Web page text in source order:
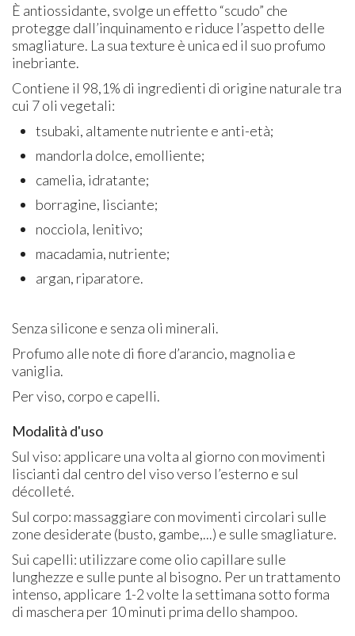
È antiossidante, svolge un effetto “scudo” che
protegge dall’inquinamento e riduce l’aspetto delle
smagliature. La sua texture è unica ed il suo profumo
inebriante.
Contiene il 98,1% di ingredienti di origine naturale tra
cui 7 oli vegetali:
tsubaki, altamente nutriente e anti-età;
mandorla dolce, emolliente;
camelia, idratante;
borragine, lisciante;
nocciola, lenitivo;
macadamia, nutriente;
argan, riparatore.
Senza silicone e senza oli minerali.
Profumo alle note di fiore d’arancio, magnolia e
vaniglia.
Per viso, corpo e capelli.
Modalità d'uso
Sul viso: applicare una volta al giorno con movimenti
liscianti dal centro del viso verso l’esterno e sul
décolleté.
Sul corpo: massaggiare con movimenti circolari sulle
zone desiderate (busto, gambe,...) e sulle smagliature.
Sui capelli: utilizzare come olio capillare sulle
lunghezze e sulle punte al bisogno. Per un trattamento
intenso, applicare 1-2 volte la settimana sotto forma
di maschera per 10 minuti prima dello shampoo.